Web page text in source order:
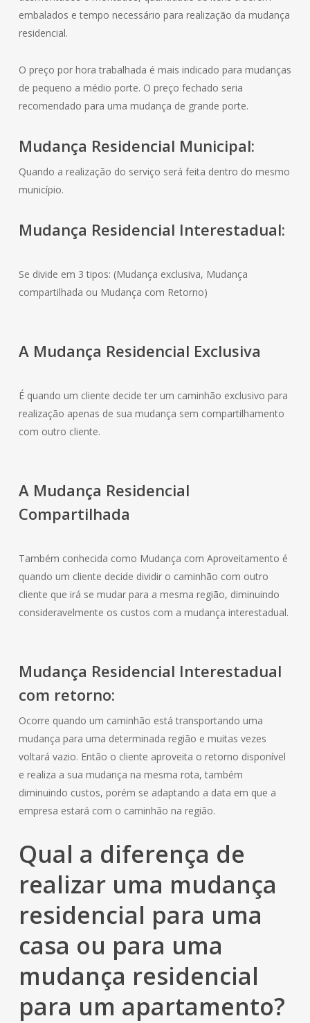
embalados e tempo necessário para realização da mudança
residencial.
O preço por hora trabalhada é mais indicado para mudanças
de pequeno a médio porte. O preço fechado seria
recomendado para uma mudança de grande porte.
Mudança Residencial Municipal:
Quando a realização do serviço será feita dentro do mesmo
município.
Mudança Residencial Interestadual:
Se divide em 3 tipos: (Mudança exclusiva, Mudança
compartilhada ou Mudança com Retorno)
A Mudança Residencial Exclusiva
É quando um cliente decide ter um caminhão exclusivo para
realização apenas de sua mudança sem compartilhamento
com outro cliente.
A Mudança Residencial
Compartilhada
Também conhecida como Mudança com Aproveitamento é
quando um cliente decide dividir o caminhão com outro
cliente que irá se mudar para a mesma região, diminuindo
consideravelmente os custos com a mudança interestadual.
Mudança Residencial Interestadual
com retorno:
Ocorre quando um caminhão está transportando uma
mudança para uma determinada região e muitas vezes
voltará vazio. Então o cliente aproveita o retorno disponível
e realiza a sua mudança na mesma rota, também
diminuindo custos, porém se adaptando a data em que a
empresa estará com o caminhão na região.
Qual a diferença de
realizar uma mudança
residencial para uma
casa ou para uma
mudança residencial
para um apartamento?